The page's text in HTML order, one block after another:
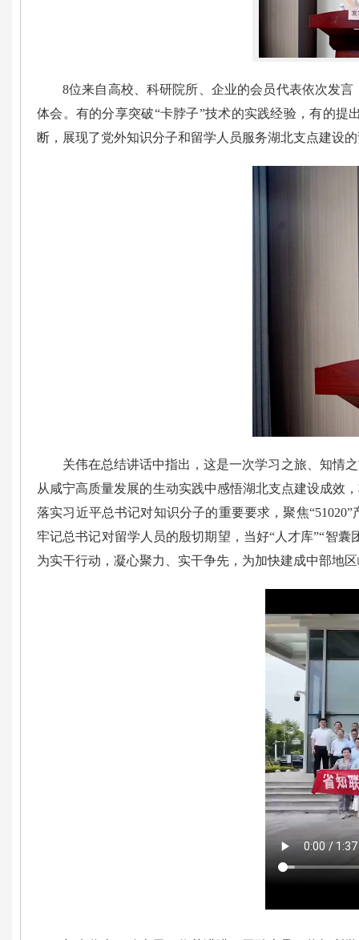
8位来自高校、科研院所、企业的会员代表依次发
体会。有的分享突破“卡脖子”技术的实践经验，有的
断，展现了党外知识分子和留学人员服务湖北支点建设
关伟在总结讲话中指出，这是一次学习之旅、知情
从咸宁高质量发展的生动实践中感悟湖北支点建设成效
落实习近平总书记对知识分子的重要要求，聚焦
牢记总书记对留学人员的殷切期望，当好“人才库”“智
为实干行动，凝心聚力、实干争先，为加快建成中部地